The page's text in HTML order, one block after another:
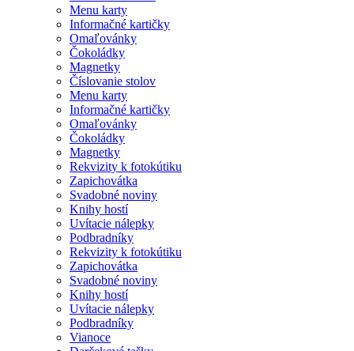
Menu karty
Informačné kartičky
Omaľovánky
Čokoládky
Magnetky
Číslovanie stolov
Menu karty
Informačné kartičky
Omaľovánky
Čokoládky
Magnetky
Rekvizity k fotokútiku
Zapichovátka
Svadobné noviny
Knihy hostí
Uvítacie nálepky
Podbradníky
Rekvizity k fotokútiku
Zapichovátka
Svadobné noviny
Knihy hostí
Uvítacie nálepky
Podbradníky
Vianoce